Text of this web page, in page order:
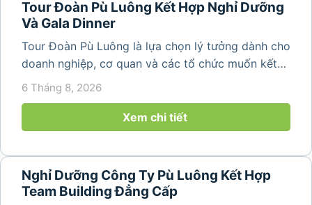
Tour Đoàn Pù Luông Kết Hợp Nghỉ Dưỡng
Và Gala Dinner
Tour Đoàn Pù Luông là lựa chọn lý tưởng dành cho
doanh nghiệp, cơ quan và các tổ chức muốn kết
hợp nghỉ dưỡng, tham quan và tổ chức các hoạt
nguyên sơ, không khí...
6 Tháng 8, 2026
Xem chi tiết
Nghỉ Dưỡng Công Ty Pù Luông Kết Hợp
Team Building Đẳng Cấp